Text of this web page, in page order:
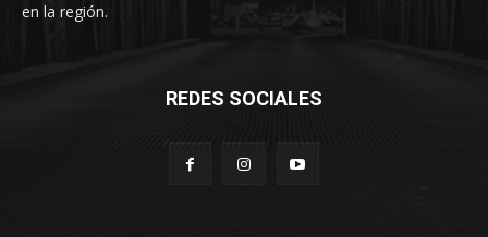
en la región.
REDES SOCIALES